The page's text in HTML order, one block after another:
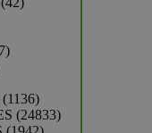
967
11361136
producten
2483324833
1942